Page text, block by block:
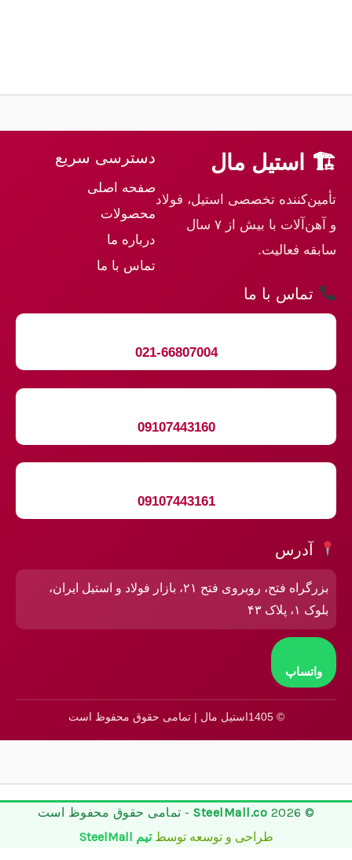
🏗 استیل مال
تأمین‌کننده تخصصی استیل، فولاد
و آهن‌آلات با بیش از ۷ سال
سابقه فعالیت.
دسترسی سریع
صفحه اصلی
محصولات
درباره ما
تماس با ما
تماس با ما
021-66807004
09107443160
09107443161
آدرس
بزرگراه فتح، روبروی فتح ۲۱، بازار فولاد و استیل ایران،
بلوک ۱، پلاک ۴۳
واتساپ
© 1405استیل مال | تمامی حقوق محفوظ است
© 2026
SteelMall.co - تمامی حقوق محفوظ است
طراحی و توسعه توسطتیم SteelMall